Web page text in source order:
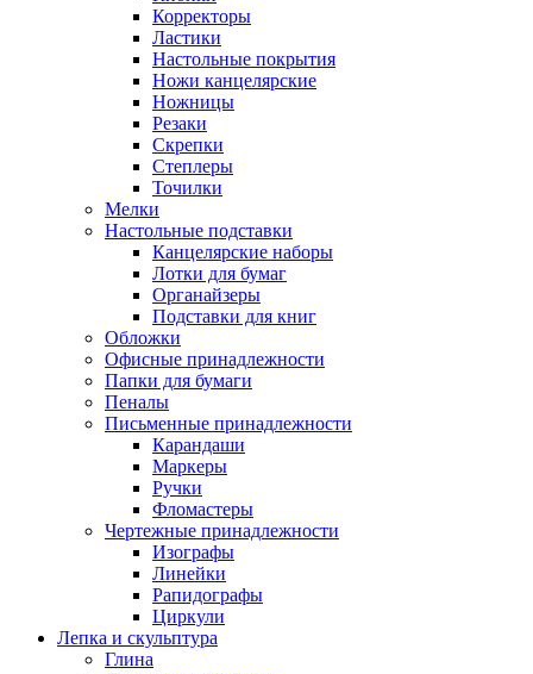
Корректоры
Ластики
Настольные покрытия
Ножи канцелярские
Ножницы
Резаки
Скрепки
Степлеры
Точилки
Мелки
Настольные подставки
Канцелярские наборы
Лотки для бумаг
Органайзеры
Подставки для книг
Обложки
Офисные принадлежности
Папки для бумаги
Пеналы
Письменные принадлежности
Карандаши
Маркеры
Ручки
Фломастеры
Чертежные принадлежности
Изографы
Линейки
Рапидографы
Циркули
Лепка и скульптура
Глина